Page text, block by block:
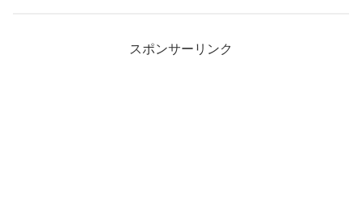
スポンサーリンク